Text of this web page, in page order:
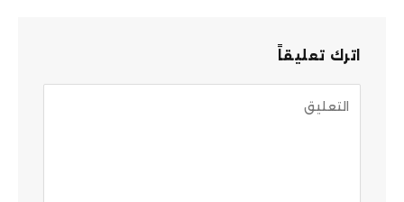
اترك تعليقاً